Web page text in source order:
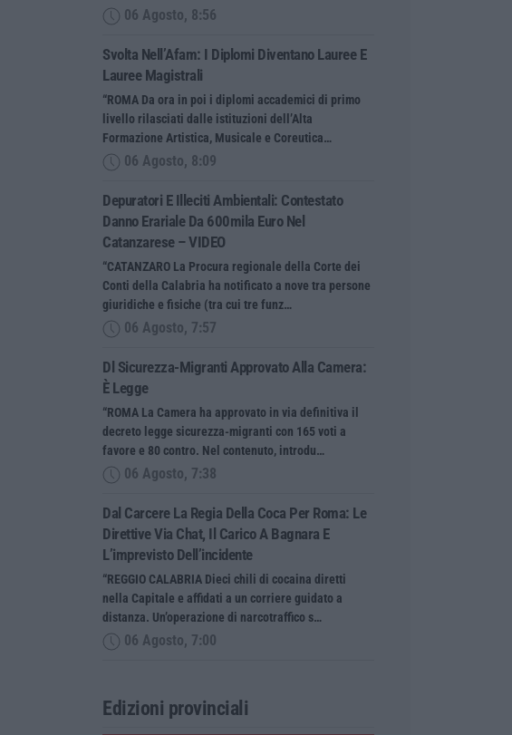
06 Agosto, 8:56
Svolta Nell’Afam: I Diplomi Diventano Lauree E
Lauree Magistrali
“ROMA Da ora in poi i diplomi accademici di primo
livello rilasciati dalle istituzioni dell’Alta
Formazione Artistica, Musicale e Coreutica…
06 Agosto, 8:09
Depuratori E Illeciti Ambientali: Contestato
Danno Erariale Da 600mila Euro Nel
Catanzarese – VIDEO
“CATANZARO La Procura regionale della Corte dei
Conti della Calabria ha notificato a nove tra persone
giuridiche e fisiche (tra cui tre funz…
06 Agosto, 7:57
Dl Sicurezza-Migranti Approvato Alla Camera:
È Legge
“ROMA La Camera ha approvato in via definitiva il
decreto legge sicurezza-migranti con 165 voti a
favore e 80 contro. Nel contenuto, introdu…
06 Agosto, 7:38
Dal Carcere La Regia Della Coca Per Roma: Le
Direttive Via Chat, Il Carico A Bagnara E
L’imprevisto Dell’incidente
“REGGIO CALABRIA Dieci chili di cocaina diretti
nella Capitale e affidati a un corriere guidato a
distanza. Un’operazione di narcotraffico s…
06 Agosto, 7:00
Edizioni provinciali